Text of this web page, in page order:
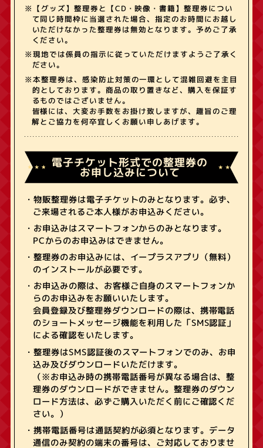
※【グッズ】整理券と【CD・映像・書籍】整理券につい
て同じ時間枠に当選された場合、指定のお時間にお越し
いただけなかった整理券は無効となります。予めご了承
ください。
※現地では係員の指示に従っていただけますようご了承く
ださい。
※本整理券は、感染防止対策の一環として混雑回避を主目
的としております。商品の取り置きなど、購入を保証す
るものではございません。
皆様には、大変お手数をお掛け致しますが、趣旨のご理
解とご協力を何卒宜しくお願い申しあげます。
電子チケット形式での整理券の
お申し込みについて
・物販整理券は電子チケットのみとなります。必ず、
ご来場されるご本人様がお申込みください。
・お申込みはスマートフォンからのみとなります。
PCからのお申込みはできません。
・整理券のお申込みには、イープラスアプリ（無料）
のインストールが必要です。
・お申込みの際は、お客様ご自身のスマートフォンか
らのお申込みをお願いいたします。
会員登録及び整理券ダウンロードの際は、携帯電話
のショートメッセージ機能を利用した「SMS認証」
による確認をいたします。
・整理券はSMS認証後のスマートフォンでのみ、お申
込み及びダウンロードいただけます。
（※お申込み時の携帯電話番号が異なる場合は、整
理券のダウンロードができません。整理券のダウン
ロード方法は、必ずご購入いただく前にご確認くだ
さい。）
・携帯電話番号は通話契約が必須となります。データ
通信のみ契約の端末の番号は、ご対応しておりませ